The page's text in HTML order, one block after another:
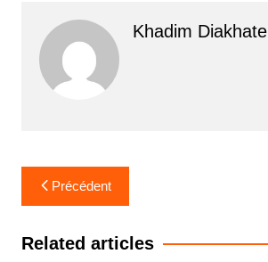
Khadim Diakhate
Navigation
de
l’article
Précédent
Related articles